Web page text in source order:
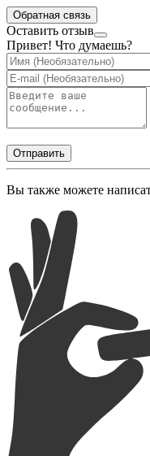
Обратная связь
Оставить отзыв
Привет! Что думаешь?
Отправить
Вы также можете